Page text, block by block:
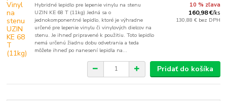
Hybridné lepidlo pre lepenie vinylu na stenu
UZIN KE 68 T (11kg) Jedná sa o
jednokomponentné lepidlo, ktoré je výhradne
určené pre lepenie vinylu či vinylových dielcov na
stenu. Je ihneď pripravené k použitiu. Toto lepidlo
nemá určenú žiadnu dobu odvetrania a teda
môžete ihneď po nanesení lepidla na...
10 % zľava
160,98 €/ks
130,88 € bez DPH
Pridať do košíka